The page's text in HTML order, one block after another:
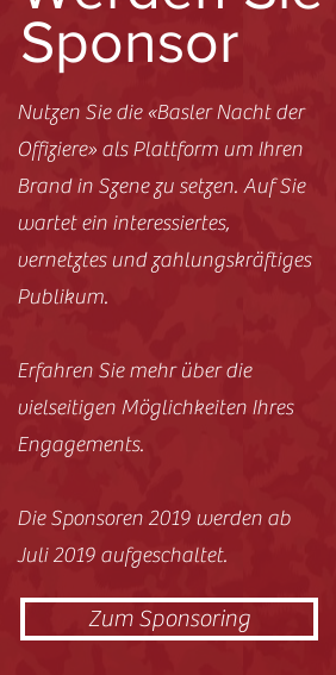
Sponsor
Nutzen Sie die «Basler Nacht der
Offiziere» als Plattform um Ihren
Brand in Szene zu setzen. Auf Sie
wartet ein interessiertes,
vernetztes und zahlungskräftiges
Publikum.
Erfahren Sie mehr über die
vielseitigen Möglichkeiten Ihres
Engagements.
Die Sponsoren 2019 werden ab
Juli 2019 aufgeschaltet.
Zum Sponsoring